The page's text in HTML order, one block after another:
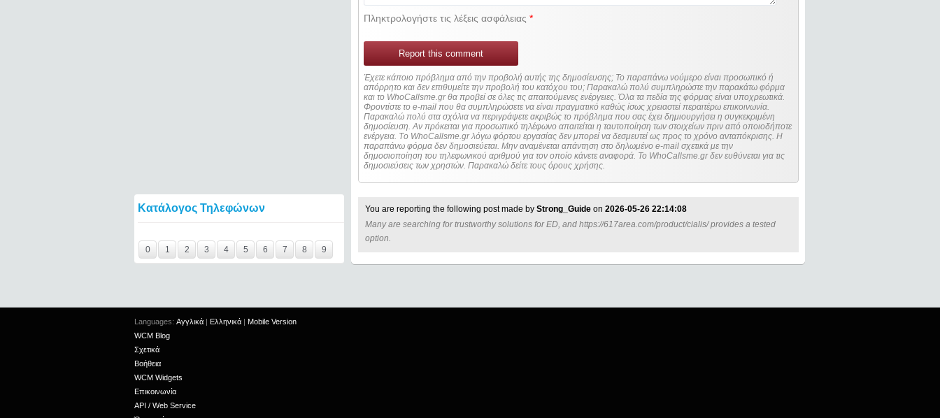
Κατάλογος Τηλεφώνων
0
1 2 3 4 5 6 7 8 9
Πληκτρολογήστε τις λέξεις ασφάλειας*
Report this comment
Έχετε κάποιο πρόβλημα από την προβολή αυτής της δημοσίευσης; Το παραπάνω νούμερο είναι προσωπικό ή
απόρρητο και δεν επιθυμείτε την προβολή του κατόχου του; Παρακαλώ πολύ συμπληρώστε την παρακάτω φόρμα
και το WhoCallsme.gr θα προβεί σε όλες τις απαιτούμενες ενέργειες. Όλα τα πεδία της φόρμας είναι υποχρεωτικά.
Φροντίστε το e-mail που θα συμπληρώσετε να είναι πραγματικό καθώς ίσως χρειαστεί περαιτέρω επικοινωνία.
Παρακαλώ πολύ στα σχόλια να περιγράψετε ακριβώς το πρόβλημα που σας έχει δημιουργήσει η συγκεκριμένη
δημοσίευση. Αν πρόκειται για προσωπικό τηλέφωνο απαιτείται η ταυτοποίηση των στοιχείων πριν από οποιοδήποτε
ενέργεια. Τo WhoCallsme.gr λόγω φόρτου εργασίας δεν μπορεί να δεσμευτεί ως προς το χρόνο ανταπόκρισης. Η
παραπάνω φόρμα δεν δημοσιεύεται. Μην αναμένεται απάντηση στο δηλωμένο e-mail σχετικά με την
δημοσιοποίηση του τηλεφωνικού αριθμού για τον οποίο κάνετε αναφορά. Το WhoCallsme.gr δεν ευθύνεται για τις
δημοσιεύσεις των χρηστών. Παρακαλώ δείτε τους όρους χρήσης.
You are reporting the following post made by Strong_Guide on 2026-05-26 22:14:08
Many are searching for trustworthy solutions for ED, and https://617area.com/product/cialis/ provides a tested
option.
Languages: Αγγλικά | Ελληνικά | Mobile Version
WCM Blog
Σχετικά
Βοήθεια
WCM Widgets
Επικοινωνία
API / Web Service